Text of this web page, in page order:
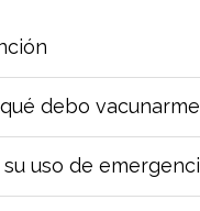
debo vacunarme
uso de